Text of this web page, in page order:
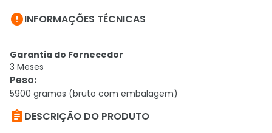
INFORMAÇÕES TÉCNICAS
Garantia do Fornecedor
3 Meses
Peso:
5900 gramas (bruto com embalagem)
DESCRIÇÃO DO PRODUTO